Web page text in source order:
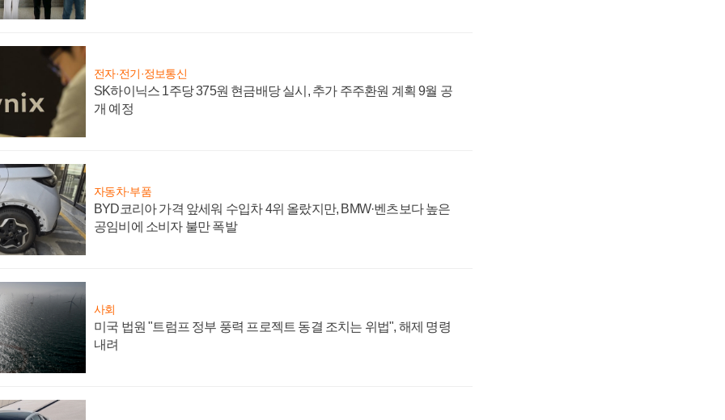
전자·전기·정보통신
SK하이닉스 1주당 375원 현금배당 실시, 추가 주주환원 계획 9월 공
개 예정
자동차·부품
BYD코리아 가격 앞세워 수입차 4위 올랐지만, BMW·벤츠보다 높은
공임비에 소비자 불만 폭발
사회
미국 법원 "트럼프 정부 풍력 프로젝트 동결 조치는 위법", 해제 명령
내려